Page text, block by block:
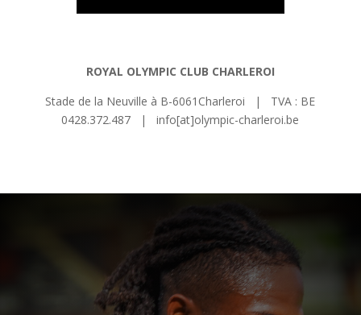
ROYAL OLYMPIC CLUB CHARLEROI
Stade de la Neuville à B-6061Charleroi | TVA : BE
0428.372.487 | info[at]olympic-charleroi.be